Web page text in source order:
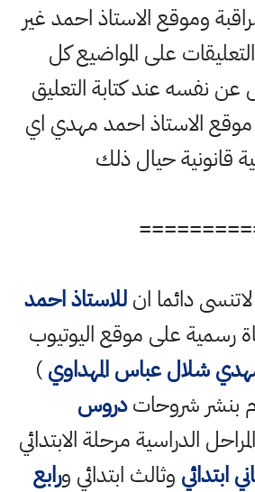
وموقع الاستاذ احمد غير
على المواضيع كل
عند كتابة التعليق
الاستاذ احمد مهدي اي
قانونية حيال ذلك
لاتنسى دائما انللاستاذ احمد
رسمية على موقع اليوتيوب
شلال عباس المهداوي)
بنشر شروحاتدروس
الدراسية مرحلة الابتدائي
ابتدائي وثالث ابتدائي ورابع